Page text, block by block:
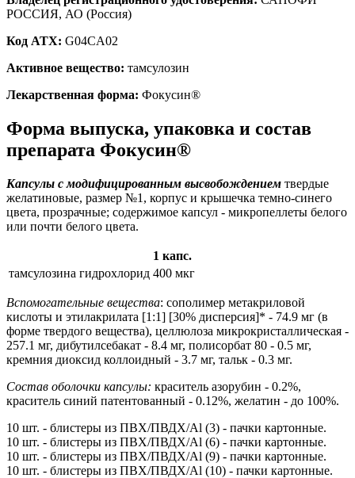
РОССИЯ, АО (Россия)
Код ATX: G04CA02
Активное вещество: тамсулозин
Лекарственная форма: Фокусин®
Форма выпуска, упаковка и состав
препарата Фокусин®
Капсулы с модифицированным высвобождением твердые
желатиновые, размер №1, корпус и крышечка темно-синего
цвета, прозрачные; содержимое капсул - микропеллеты белого
или почти белого цвета.
1 капс.
тамсулозина гидрохлорид 400 мкг
Вспомогательные вещества: сополимер метакриловой
кислоты и этилакрилата [1:1] [30% дисперсия]* - 74.9 мг (в
форме твердого вещества), целлюлоза микрокристаллическая -
257.1 мг, дибутилсебакат - 8.4 мг, полисорбат 80 - 0.5 мг,
кремния диоксид коллоидный - 3.7 мг, тальк - 0.3 мг.
Состав оболочки капсулы: краситель азорубин - 0.2%,
краситель синий патентованный - 0.12%, желатин - до 100%.
10 шт. - блистеры из ПВХ/ПВДХ/Al (3) - пачки картонные.
10 шт. - блистеры из ПВХ/ПВДХ/Al (6) - пачки картонные.
10 шт. - блистеры из ПВХ/ПВДХ/Al (9) - пачки картонные.
10 шт. - блистеры из ПВХ/ПВДХ/Al (10) - пачки картонные.